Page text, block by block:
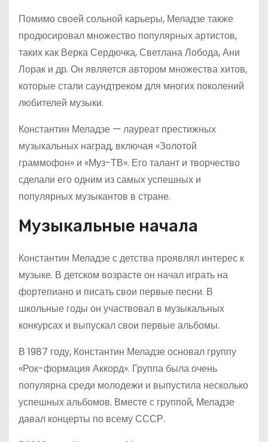
Помимо своей сольной карьеры, Меладзе также
продюсировал множество популярных артистов,
таких как Верка Сердючка, Светлана Лобода, Ани
Лорак и др. Он является автором множества хитов,
которые стали саундтреком для многих поколений
любителей музыки.
Константин Меладзе — лауреат престижных
музыкальных наград, включая «Золотой
граммофон» и «Муз-ТВ». Его талант и творчество
сделали его одним из самых успешных и
популярных музыкантов в стране.
Музыкальные начала
Константин Меладзе с детства проявлял интерес к
музыке. В детском возрасте он начал играть на
фортепиано и писать свои первые песни. В
школьные годы он участвовал в музыкальных
конкурсах и выпускал свои первые альбомы.
В 1987 году, Константин Меладзе основал группу
«Рок-формация Аккорд». Группа была очень
популярна среди молодежи и выпустила несколько
успешных альбомов. Вместе с группой, Меладзе
давал концерты по всему СССР.